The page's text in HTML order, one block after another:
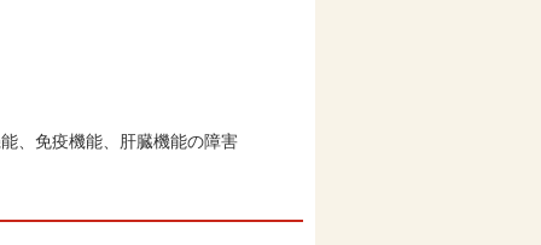
、免疫機能、肝臓機能の障害